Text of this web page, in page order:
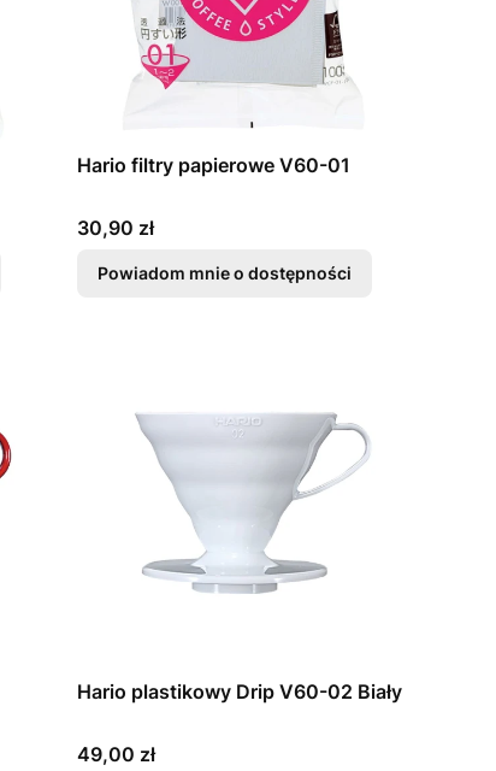
Hario filtry papierowe V60-01
Cena
30,90 zł
Powiadom mnie o dostępności
Hario plastikowy Drip V60-02 Biały
Cena
49,00 zł